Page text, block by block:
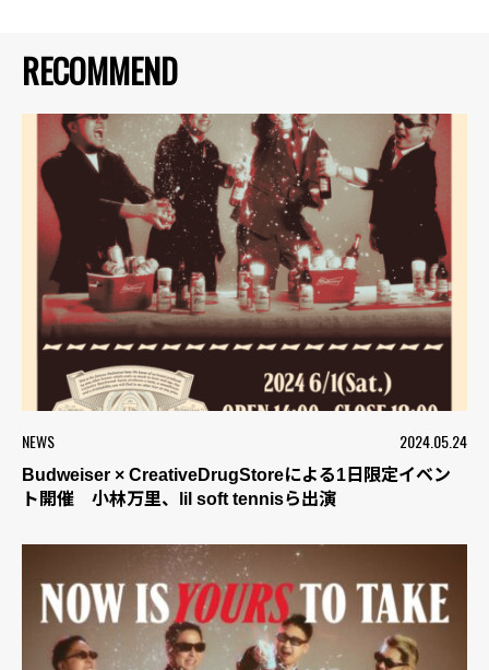
RECOMMEND
NEWS 2024.05.24
Budweiser × CreativeDrugStoreによる1日限定イベン
ト開催 小林万里、lil soft tennisら出演